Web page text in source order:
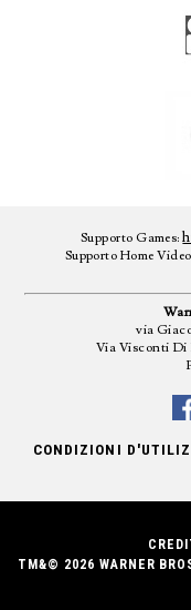
Supporto Games:
Supporto Home
via
Via Visconti Di
CONDIZIONI
TM&© 2026 WARNER